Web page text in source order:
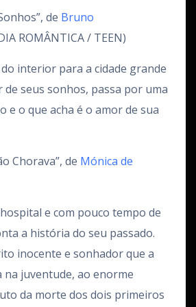
de Bruno
ROMÂNTICA / TEEN)
interior para a cidade grande
de seus sonhos, passa por uma
e o que acha é o amor de sua
Chorava”, de Mónica de
e com pouco tempo de
a história do seu passado.
inocente e sonhador que a
na juventude, ao enorme
da morte dos dois primeiros